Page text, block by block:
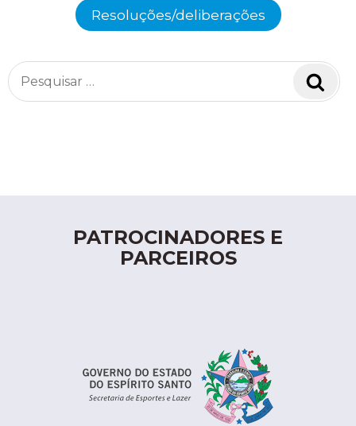
Resoluções/deliberações
Pesquisar
por:
PATROCINADORES E
PARCEIROS